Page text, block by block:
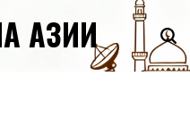
АЗИИ